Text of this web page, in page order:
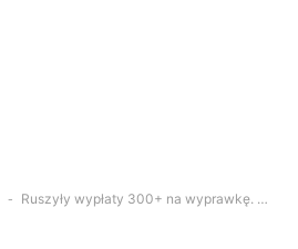
- Ruszyły wypłaty 300+ na wyprawkę. ZUS: Ponad 1,1 mln wniosków w 10 dni!